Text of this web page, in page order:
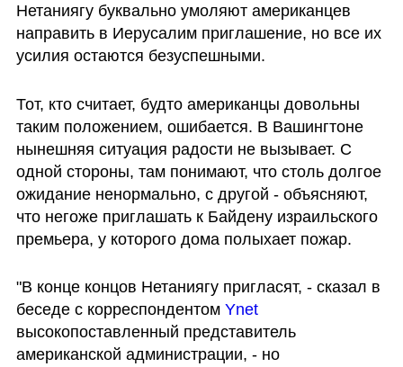
Нетаниягу буквально умоляют американцев
направить в Иерусалим приглашение, но все их
усилия остаются безуспешными.
Тот, кто считает, будто американцы довольны
таким положением, ошибается. В Вашингтоне
нынешняя ситуация радости не вызывает. С
одной стороны, там понимают, что столь долгое
ожидание ненормально, с другой - объясняют,
что негоже приглашать к Байдену израильского
премьера, у которого дома полыхает пожар.
"В конце концов Нетаниягу пригласят, - сказал в
беседе с корреспондентом Ynet
высокопоставленный представитель
американской администрации, - но